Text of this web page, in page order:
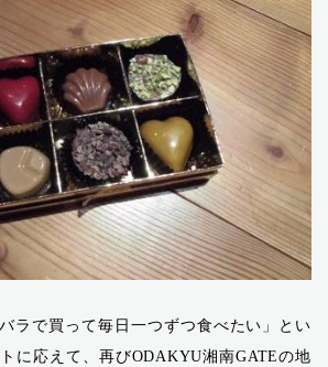
ラで買って毎日一つずつ食べたい」とい
に応えて、再びODAKYU湘南GATEの地